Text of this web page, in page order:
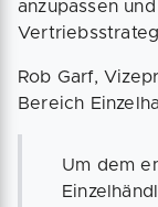
anzupassen
Rob Garf,
Bereich
Um dem